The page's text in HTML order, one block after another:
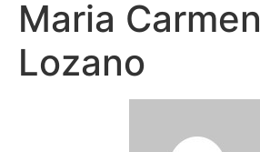
Maria Carmen
Lozano